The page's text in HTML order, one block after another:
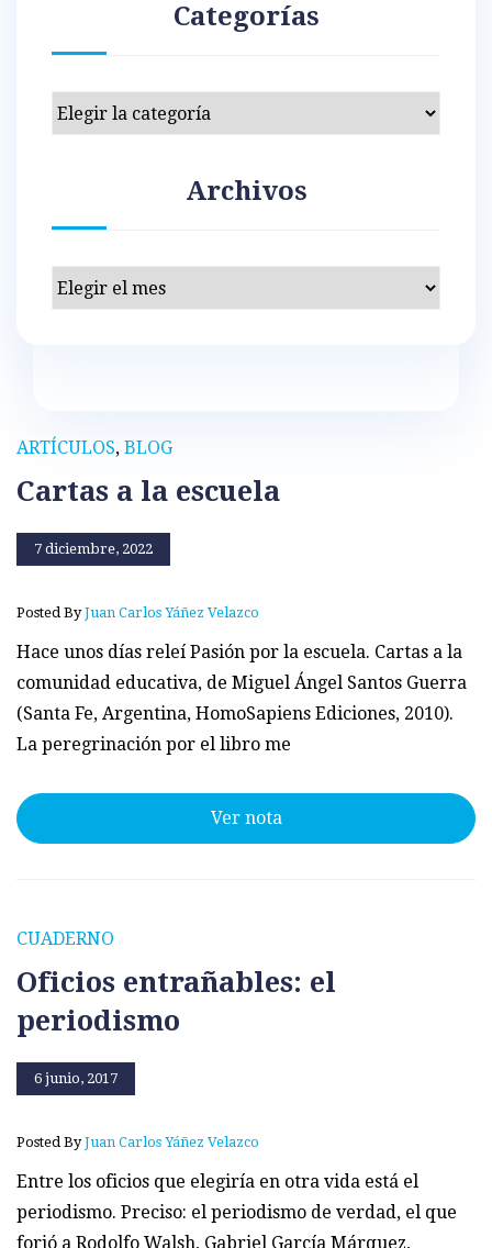
ARTÍCULOS, BLOG
Cartas a la escuela
7 diciembre, 2022
Posted ByJuan Carlos Yáñez Velazco
Hace unos días releí Pasión por la escuela. Cartas a la
comunidad educativa, de Miguel Ángel Santos Guerra
(Santa Fe, Argentina, HomoSapiens Ediciones, 2010).
La peregrinación por el libro me
Ver nota
CUADERNO
Oficios entrañables: el
periodismo
6 junio, 2017
Posted ByJuan Carlos Yáñez Velazco
Entre los oficios que elegiría en otra vida está el
periodismo. Preciso: el periodismo de verdad, el que
forjó a Rodolfo Walsh, Gabriel García Márquez,
Categorías
Categorías
Archivos
Archivos